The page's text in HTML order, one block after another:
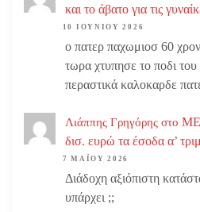
και το άβατο για τις
10 ΙΟΥΝΊΟΥ 2026
ο πατερ παχωμιοσ 60
τωρα χτυπησε το ποδι του
περαστικά καλοκαρδε
Λιάππης Γρηγόρης στο
δισ. ευρώ τα έσοδα α’
7 ΜΑΪ́ΟΥ 2026
Διάδοχη αξιόπιστη
υπάρχει ;;